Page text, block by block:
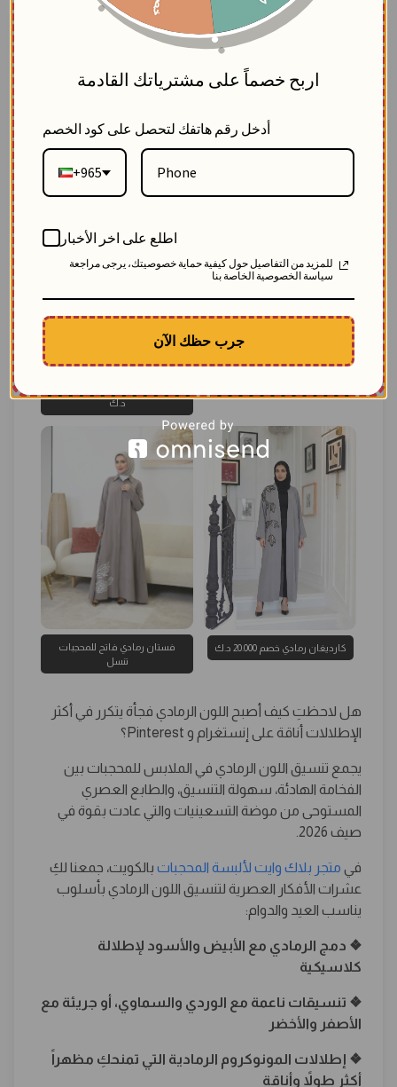
لأن الرمادي أكثر لون محايد يمشي مع كل الألوان
ابدأي به كـ لون أساسي في إطلالتك ونسّقيه مع
د.ك
كارديغان رمادي خصم 20.000 د.ك
فستان رمادي فاتح للمحجبات
تنسل
هل لاحظتِ كيف أصبح اللون الرمادي فجأة يتكرر في أكثر
الإطلالات أناقة على إنستغرام و Pinterest؟
يجمع تنسيق اللون الرمادي في الملابس للمحجبات بين
الفخامة الهادئة، سهولة التنسيق، والطابع العصري
المستوحى من موضة التسعينيات والتي عادت بقوة في
صيف 2026.
في متجر بلاك وايت لألبسة المحجبات بالكويت، جمعنا لكِ
عشرات الأفكار العصرية لتنسيق اللون الرمادي بأسلوب
يناسب العيد والدوام:
❖ دمج الرمادي مع الأبيض والأسود لإطلالة
كلاسيكية
❖ تنسيقات ناعمة مع الوردي والسماوي، أو جريئة مع
الأصفر والأخضر
❖ إطلالات المونوكروم الرمادية التي تمنحكِ مظهراً
أكثر طولاً وأناقة
اربح خصماً على مشترياتك القادمة
أدخل رقم هاتفك لتحصل على كود الخصم
+965
اطلع على اخر الأخبار
للمزيد من التفاصيل حول كيفية حماية خصوصيتك، يرجى مراجعة
سياسة الخصوصية الخاصة بنا
جرب حظك الآن